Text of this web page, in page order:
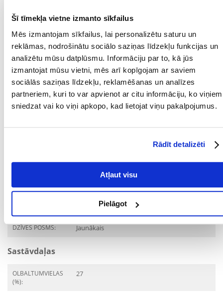
Šī tīmekļa vietne izmanto sīkfailus
Mēs izmantojam sīkfailus, lai personalizētu saturu un
reklāmas, nodrošinātu sociālo saziņas līdzekļu funkcijas un
analizētu mūsu datplūsmu. Informāciju par to, kā jūs
izmantojat mūsu vietni, mēs arī kopīgojam ar saviem
sociālās saziņas līdzekļu, reklamēšanas un analīzes
partneriem, kuri to var apvienot ar citu informāciju, ko viņiem
sniedzat vai ko viņi apkopo, kad lietojat viņu pakalpojumus.
Rādīt detalizēti
Atļaut visu
Pielāgot
cinks 154 mg (papildināts ar cinka oksīdu), mangāns 34 mg (papildināts
jods 1,7 mg (papildināts ar bezūdens kalcija jodātu), selēns 0,3 mg
(papildināts ar nātrija selenātu); vitamīni, provitamīni un ķīmiski
noteiktas vielas ar līdzīgu iedarbību: vit. A 20000 SV, vit. D3 1800 SV, vit.
E (RRR-alfa-tokoferols) 140 mg, niacīnamīds 60 mg, vit. B1 6 mg, vit. B2
11 mg, vit. B6 6 mg, vit. B12 26 µg, vit. C 170 mg, kalcija pantotenāts 16
mg, folskābe 1 mg, biotīns 0,7 mg, holīna hlorīds 2000 mg;
antioksidanti, konservanti.
Parametri
IEPAKOJUMA SVARS
12
IZMĒRS:
DZĪVES POSMS: Jaunākais
Sastāvdaļas
OLBALTUMVIELAS
(%):
27